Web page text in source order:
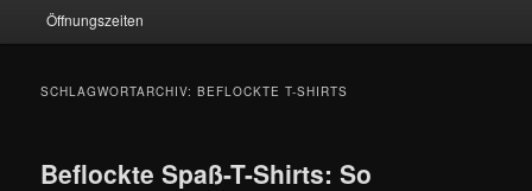
Öffnungszeiten
SCHLAGWORTARCHIV:BEFLOCKTE T-SHIRTS
Beflockte Spaß-T-Shirts: So